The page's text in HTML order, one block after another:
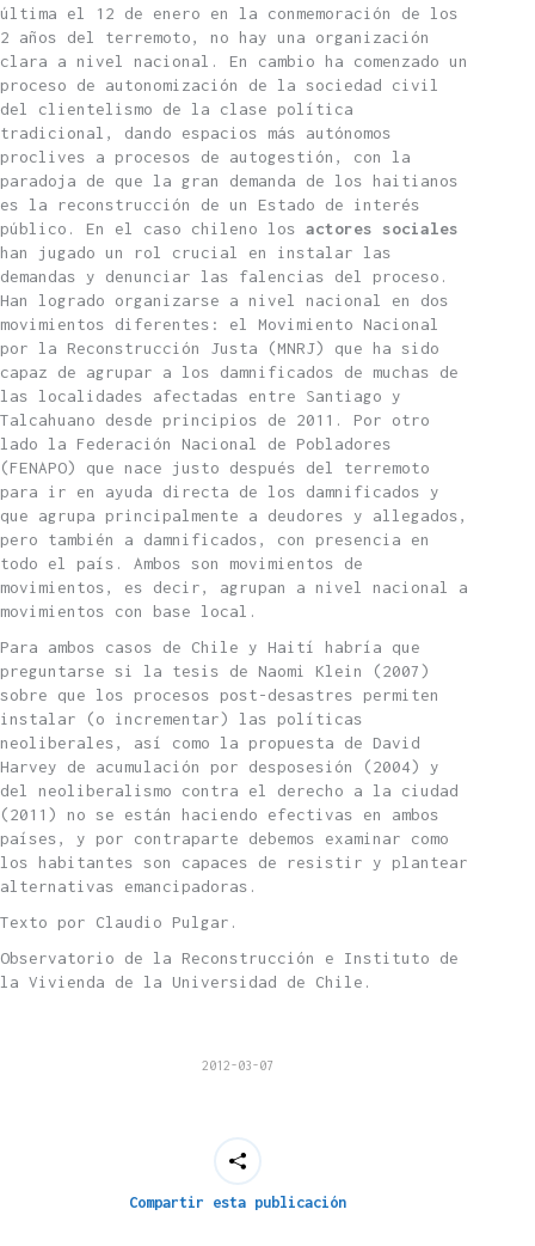
última el 12 de enero en la conmemoración de los
2 años del terremoto, no hay una organización
clara a nivel nacional. En cambio ha comenzado un
proceso de autonomización de la sociedad civil
del clientelismo de la clase política
tradicional, dando espacios más autónomos
proclives a procesos de autogestión, con la
paradoja de que la gran demanda de los haitianos
es la reconstrucción de un Estado de interés
público. En el caso chileno los actores sociales
han jugado un rol crucial en instalar las
demandas y denunciar las falencias del proceso.
Han logrado organizarse a nivel nacional en dos
movimientos diferentes: el Movimiento Nacional
por la Reconstrucción Justa (MNRJ) que ha sido
capaz de agrupar a los damnificados de muchas de
las localidades afectadas entre Santiago y
Talcahuano desde principios de 2011. Por otro
lado la Federación Nacional de Pobladores
(FENAPO) que nace justo después del terremoto
para ir en ayuda directa de los damnificados y
que agrupa principalmente a deudores y allegados,
pero también a damnificados, con presencia en
todo el país. Ambos son movimientos de
movimientos, es decir, agrupan a nivel nacional a
movimientos con base local.
Para ambos casos de Chile y Haití habría que
preguntarse si la tesis de Naomi Klein (2007)
sobre que los procesos post-desastres permiten
instalar (o incrementar) las políticas
neoliberales, así como la propuesta de David
Harvey de acumulación por desposesión (2004) y
del neoliberalismo contra el derecho a la ciudad
(2011) no se están haciendo efectivas en ambos
países, y por contraparte debemos examinar como
los habitantes son capaces de resistir y plantear
alternativas emancipadoras.
Texto por Claudio Pulgar.
Observatorio de la Reconstrucción e Instituto de
la Vivienda de la Universidad de Chile.
2012-03-07
Compartir esta publicación